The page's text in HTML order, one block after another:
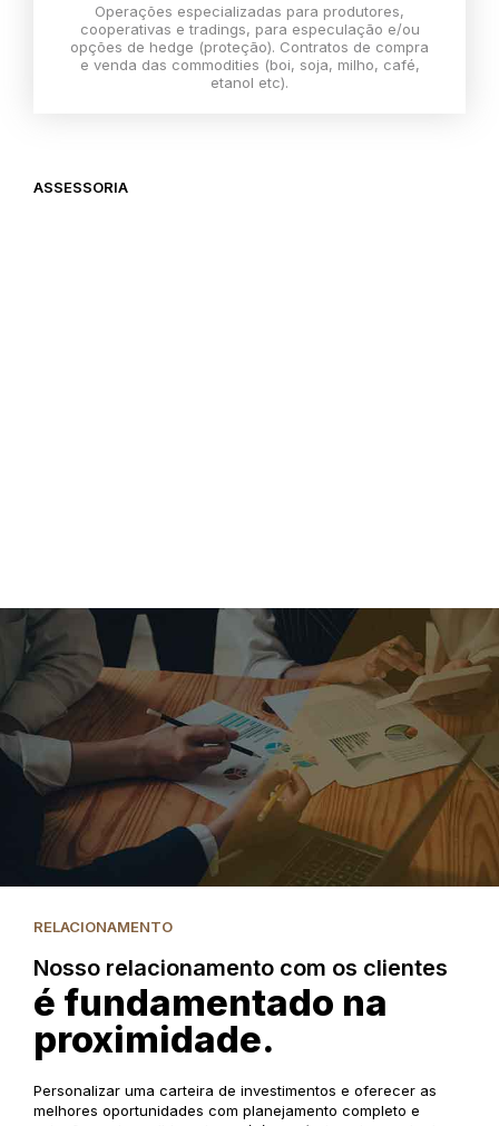
Operações especializadas para produtores,
cooperativas e tradings, para especulação e/ou
opções de hedge (proteção). Contratos de compra
e venda das commodities (boi, soja, milho, café,
etanol etc).
ASSESSORIA
RELACIONAMENTO
Nosso relacionamento com os clientes
é fundamentado na
proximidade.
Personalizar uma carteira de investimentos e oferecer as
melhores oportunidades com planejamento completo e